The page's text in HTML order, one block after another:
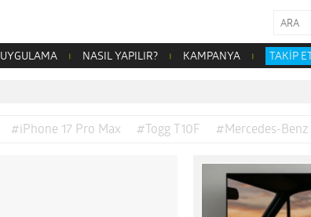
UYGULAMA NASIL YAPILIR? KAMPANYA TAKİP
#iPhone 17 Pro Max #Togg T10F #Mercedes-Benz